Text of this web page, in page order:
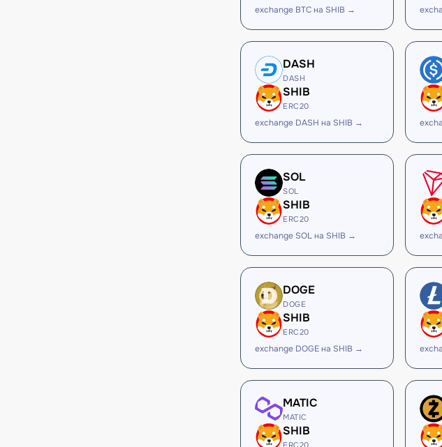
exchange BTC на SHIB →
DASH
DASH
SHIB
ERC20
exchange DASH на SHIB →
SOL
SOL
SHIB
ERC20
exchange SOL на SHIB →
DOGE
DOGE
SHIB
ERC20
exchange DOGE на SHIB →
MATIC
MATIC
SHIB
ERC20